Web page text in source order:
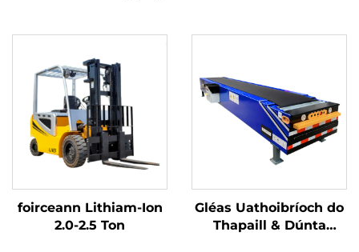
foirceann Lithiam-Ion
2.0-2.5 Ton
Gléas Uathoibríoch do
Thapaill & Dúnta